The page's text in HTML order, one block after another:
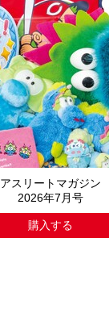
アスリートマガジン
2026年7月号
購入する